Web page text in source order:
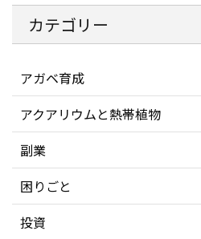
カテゴリー
アガベ育成
アクアリウムと熱帯植物
副業
困りごと
投資